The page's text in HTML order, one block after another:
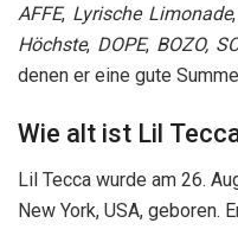
AFFE, Lyrische Limonade,
Höchste, DOPE, BOZO,
denen er eine gute
Wie alt ist Lil
Lil Tecca wurde am 26.
New York, USA, geboren.